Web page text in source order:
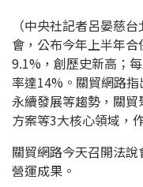
（中央社記者呂晏慈
會，公布今年上半年
9.1%，創歷史新高；
率達14%。關貿網路
永續發展等趨勢，關
方案等3大核心領域，
關貿網路今天召開法
營運成果。